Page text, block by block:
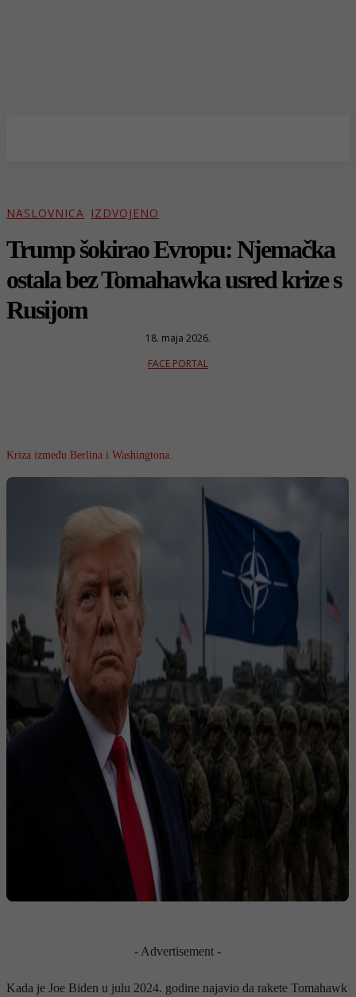
NASLOVNICA IZDVOJENO
Trump šokirao Evropu: Njemačka
ostala bez Tomahawka usred krize s
Rusijom
18. maja 2026.
FACE PORTAL
Kriza između Berlina i Washingtona.
- Advertisement -
Kada je Joe Biden u julu 2024. godine najavio da rakete Tomahawk